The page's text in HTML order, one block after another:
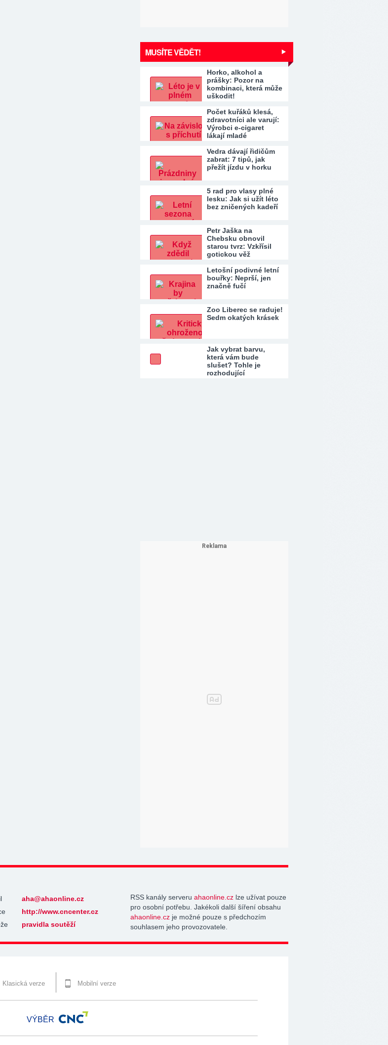
MUSÍTE VĚDĚT!
Horko, alkohol a
prášky: Pozor na
kombinaci, která může
uškodit!
Počet kuřáků klesá,
zdravotníci ale varují:
Výrobci e-cigaret
lákají mladé
Vedra dávají řidičům
zabrat: 7 tipů, jak
přežít jízdu v horku
5 rad pro vlasy plné
lesku: Jak si užít léto
bez zničených kadeří
Petr Jaška na
Chebsku obnovil
starou tvrz: Vzkřísil
gotickou věž
Letošní podivné letní
bouřky: Neprší, jen
značně fučí
Zoo Liberec se raduje!
Sedm okatých krásek
Jak vybrat barvu,
která vám bude
slušet? Tohle je
rozhodující
aha@ahaonline.cz
http://www.cncenter.cz
pravidla soutěží
RSS kanály serveru ahaonline.cz lze užívat pouze
pro osobní potřebu. Jakékoli další šíření obsahu
ahaonline.cz je možné pouze s předchozím
souhlasem jeho provozovatele.
Klasická verze Mobilní verze
VÝBĚR